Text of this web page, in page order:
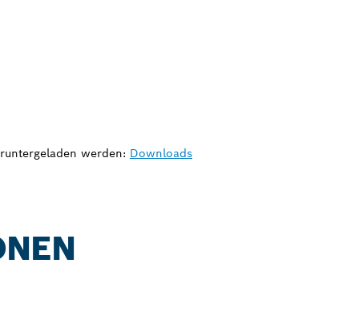
werden: Downloads